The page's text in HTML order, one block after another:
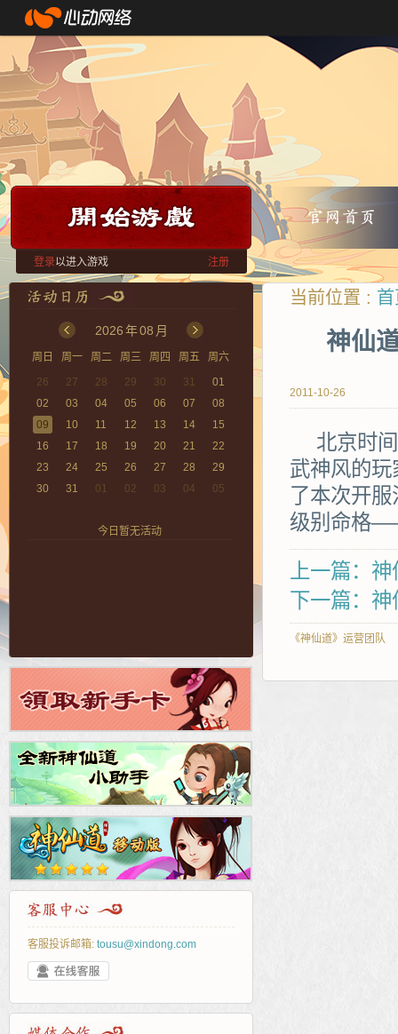
登录以进入游戏 注册
2026年08 月
周日 周一 周二 周三 周四 周五
周六
26
27 28 29 30 31
01
02
03 04 05 06 07
08
09
10 11 12 13 14
15
16
17 18 19 20 21
22
23
24 25 26 27 28
29
30
31 01 02 03 04 05
今日暂无活动
客服投诉邮箱: tousu@xindong.com
当前位置 :
神仙
2011-10-26
北京时间
武神风的
了本次开
级别命格
上一篇：
下一篇：
《神仙道》运营团队